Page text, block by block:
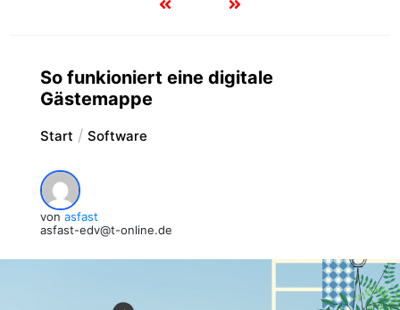
So funkioniert eine digitale
Gästemappe
Start Software
von asfast
asfast-edv@t-online.de